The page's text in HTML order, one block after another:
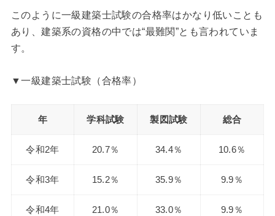
このように一級建築士試験の合格率はかなり低いことも
あり、建築系の資格の中では“最難関”とも言われていま
す。
▼一級建築士試験（合格率）
年 学科試験 製図試験 総合
令和2年 20.7％ 34.4％ 10.6％
令和3年 15.2％ 35.9％ 9.9％
令和4年 21.0％ 33.0％ 9.9％